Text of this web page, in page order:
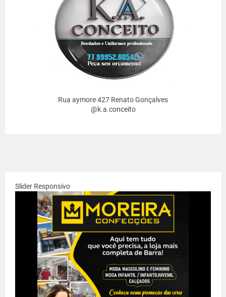
Rua aymore 427 Renato Gonçalves
@k.a.conceito
Slider Responsivo